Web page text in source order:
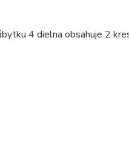
4 dielna obsahuje 2